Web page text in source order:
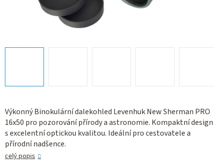
Výkonný Binokulární dalekohled Levenhuk New Sherman PRO
16x50 pro pozorování přírody a astronomie. Kompaktní design
s excelentní optickou kvalitou. Ideální pro cestovatele a
přírodní nadšence.
celý popis